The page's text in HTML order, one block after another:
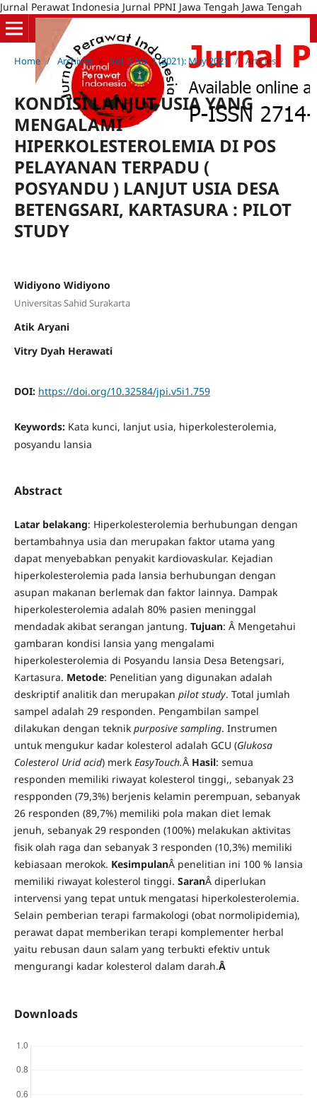
Jurnal Perawat Indonesia Jurnal PPNI Jawa Tengah Jawa Tengah
Home / Archives / Vol. 5 No. 1 (2021): May 2021 / Articles
KONDISI LANJUT USIA YANG
MENGALAMI
HIPERKOLESTEROLEMIA DI POS
PELAYANAN TERPADU (
POSYANDU ) LANJUT USIA DESA
BETENGSARI, KARTASURA : PILOT
STUDY
Widiyono Widiyono
Universitas Sahid Surakarta
Atik Aryani
Vitry Dyah Herawati
DOI: https://doi.org/10.32584/jpi.v5i1.759
Keywords: Kata kunci, lanjut usia, hiperkolesterolemia,
posyandu lansia
Abstract
Latar belakang: Hiperkolesterolemia berhubungan dengan
bertambahnya usia dan merupakan faktor utama yang
dapat menyebabkan penyakit kardiovaskular. Kejadian
hiperkolesterolemia pada lansia berhubungan dengan
asupan makanan berlemak dan faktor lainnya. Dampak
hiperkolesterolemia adalah 80% pasien meninggal
mendadak akibat serangan jantung. Tujuan: Â Mengetahui
gambaran kondisi lansia yang mengalami
hiperkolesterolemia di Posyandu lansia Desa Betengsari,
Kartasura. Metode: Penelitian yang digunakan adalah
deskriptif analitik dan merupakan pilot study. Total jumlah
sampel adalah 29 responden. Pengambilan sampel
dilakukan dengan teknik purposive sampling. Instrumen
untuk mengukur kadar kolesterol adalah GCU (Glukosa
Colesterol Urid acid) merk EasyTouch.Â Hasil: semua
responden memiliki riwayat kolesterol tinggi,, sebanyak 23
respponden (79,3%) berjenis kelamin perempuan, sebanyak
26 responden (89,7%) memiliki pola makan diet lemak
jenuh, sebanyak 29 responden (100%) melakukan aktivitas
fisik olah raga dan sebanyak 3 responden (10,3%) memiliki
kebiasaan merokok. KesimpulanÂ penelitian ini 100 % lansia
memiliki riwayat kolesterol tinggi. SaranÂ diperlukan
intervensi yang tepat untuk mengatasi hiperkolesterolemia.
Selain pemberian terapi farmakologi (obat normolipidemia),
perawat dapat memberikan terapi komplementer herbal
yaitu rebusan daun salam yang terbukti efektiv untuk
mengurangi kadar kolesterol dalam darah.Â
Downloads